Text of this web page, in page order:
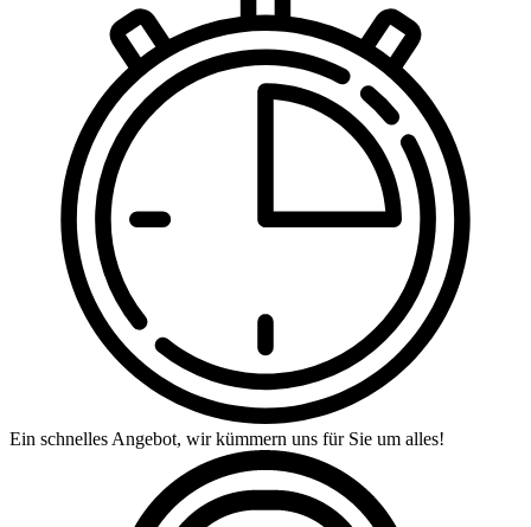
Ein schnelles Angebot, wir kümmern uns für Sie um alles!